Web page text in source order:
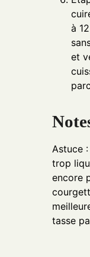
à
et
Astuce
trop
encore
tasse